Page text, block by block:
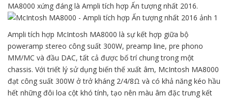
MA8000 xứng đáng là Ampli tích hợp Ấn tượng nhất 2016.
Ampli tích hợp McIntosh MA8000 là sự kết hợp giữa bộ
poweramp stereo công suất 300W, preamp line, pre phono
MM/MC và đầu DAC, tất cả được bố trí chung trong một
chassis. Với triết lý sử dụng biến thế xuất âm, McIntosh MA8000
đạt công suất 300W ở trở kháng 2/4/8Ω và có khả năng kéo hầu
hết những đôi loa cột khó tính, tạo nên màu âm đặc trưng kết